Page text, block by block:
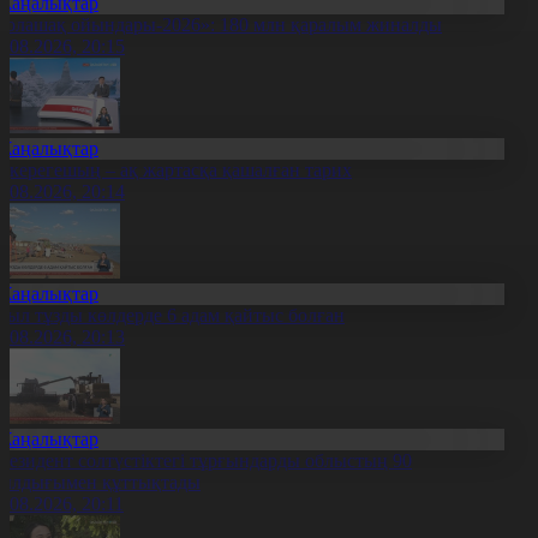
ойындары-2026»: 180 млн қаралым жиналды
20:15
– ақ жартасқа қашалған тарих
20:14
тұзды көлдерде 6 адам қайтыс болған
20:13
солтүстіктегі тұрғындарды облыстың 90
құттықтады
20:11